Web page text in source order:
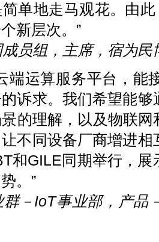
单地走马观花。由
新层次。”
员组，主席，宿为民
端运算服务平台，能
诉求。我们希望能
的理解，以及物联
不同设备厂商增进
和GILE同期举行，
。”
－IoT事业部，产品